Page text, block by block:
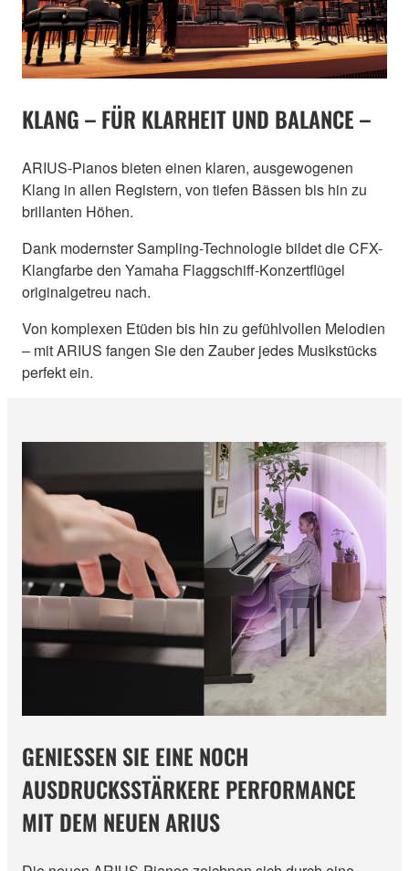
KLANG – FÜR KLARHEIT UND BALANCE –
ARIUS-Pianos bieten einen klaren, ausgewogenen
Klang in allen Registern, von tiefen Bässen bis hin zu
brillanten Höhen.
Dank modernster Sampling-Technologie bildet die CFX-
Klangfarbe den Yamaha Flaggschiff-Konzertflügel
originalgetreu nach.
Von komplexen Etüden bis hin zu gefühlvollen Melodien
– mit ARIUS fangen Sie den Zauber jedes Musikstücks
perfekt ein.
GENIESSEN SIE EINE NOCH
AUSDRUCKSSTÄRKERE PERFORMANCE
MIT DEM NEUEN ARIUS